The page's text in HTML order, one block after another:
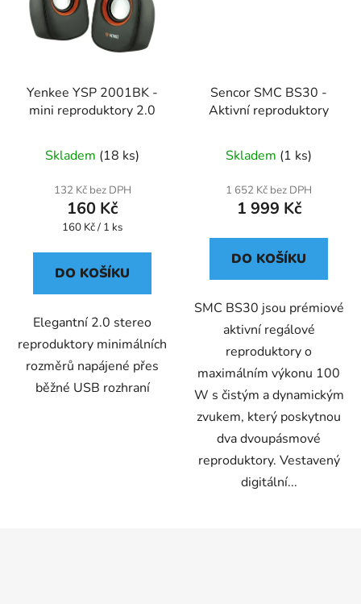
Yenkee YSP 2001BK -
mini reproduktory 2.0
Skladem (18 ks)
132 Kč bez DPH
160 Kč
Měrná
160 Kč / 1 ks
DO KOŠÍKU
Elegantní 2.0 stereo
reproduktory minimálních
rozměrů napájené přes
běžné USB rozhraní
Sencor SMC BS30 -
Aktivní reproduktory
Skladem (1 ks)
1 652 Kč bez DPH
1 999 Kč
DO KOŠÍKU
SMC BS30 jsou prémiové
aktivní regálové
reproduktory o
maximálním výkonu 100
W s čistým a dynamickým
zvukem, který poskytnou
dva dvoupásmové
reproduktory. Vestavený
digitální...